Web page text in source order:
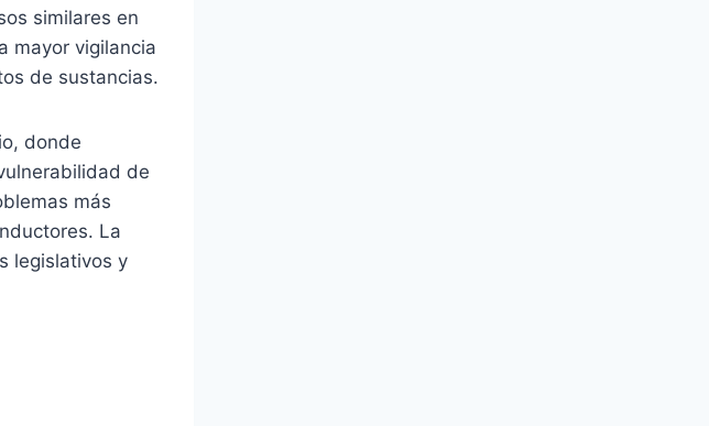
similares en
mayor vigilancia
de sustancias.
donde
de
más
La
legislativos y